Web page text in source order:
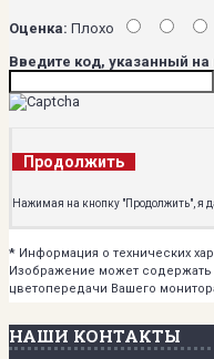
Оценка: Плохо
Введите код, указанный на
Продолжить
Нажимая на кнопку "Продолжить", я
* Информация о технических
Изображение может содержать
цветопередачи Вашего
НАШИ КОНТАКТЫ